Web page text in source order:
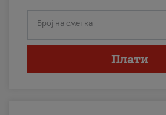
Број на сметка
Плати